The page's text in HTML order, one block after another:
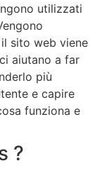
utilizzati
sito web viene
aiutano a far
più
e capire
funziona e
?